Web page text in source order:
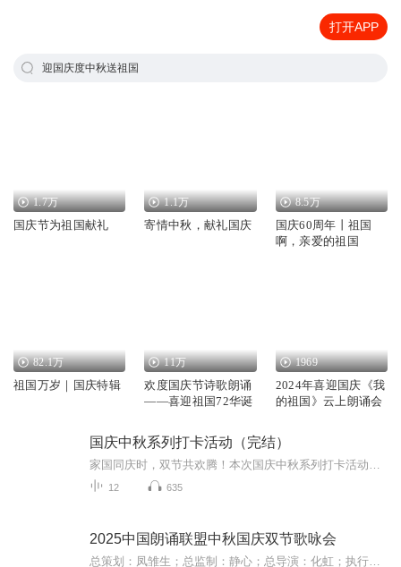
打开APP
迎国庆度中秋送祖国
1.7万
国庆节为祖国献礼
1.1万
寄情中秋，献礼国庆
8.5万
国庆60周年丨祖国
啊，亲爱的祖国
82.1万
祖国万岁｜国庆特辑
11万
欢度国庆节诗歌朗诵
——喜迎祖国72华诞
1969
2024年喜迎国庆《我
的祖国》云上朗诵会
国庆中秋系列打卡活动（完结）
12 635
2025中国朗诵联盟中秋国庆双节歌咏会